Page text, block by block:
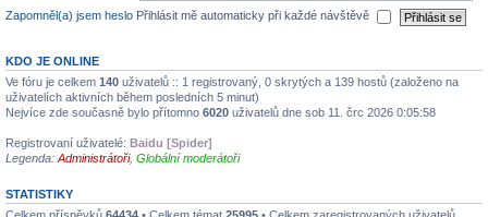
Zapomněl(a) jsem heslo Přihlásit mě automaticky při každé návštěvě
KDO JE ONLINE
Ve fóru je celkem 140 uživatelů :: 1 registrovaný, 0 skrytých a 139 hostů (založeno na
uživatelích aktivních během posledních 5 minut)
Nejvíce zde současně bylo přítomno 6020 uživatelů dne sob 11. črc 2026 0:05:58
Registrovaní uživatelé: Baidu [Spider]
Legenda: Administrátoři, Globální moderátoři
STATISTIKY